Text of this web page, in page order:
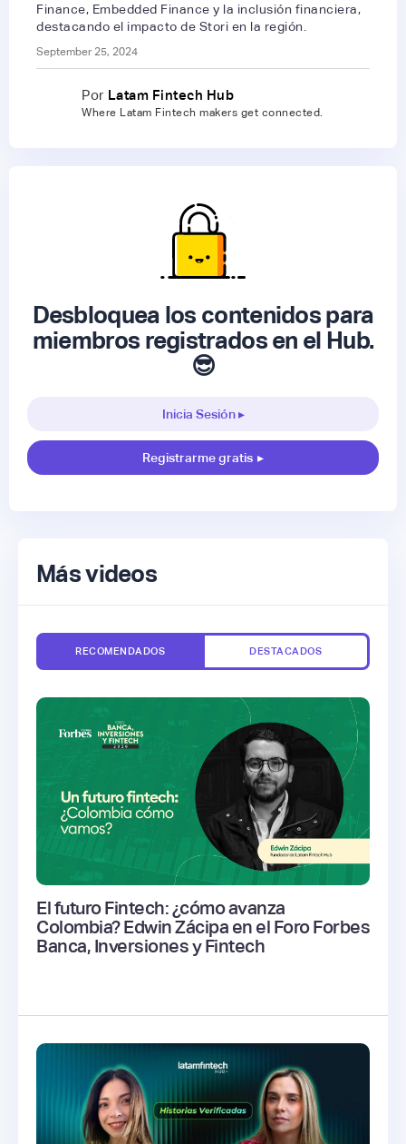
Finance, Embedded Finance y la inclusión financiera,
destacando el impacto de Stori en la región.
September 25, 2024
Por Latam Fintech Hub
Where Latam Fintech makers get connected.
Desbloquea los contenidos para
miembros registrados en el Hub.
😎
Inicia Sesión ▸
Registrarme gratis ▸
Más videos
RECOMENDADOS DESTACADOS
El futuro Fintech: ¿cómo avanza
Colombia? Edwin Zácipa en el Foro Forbes
Banca, Inversiones y Fintech